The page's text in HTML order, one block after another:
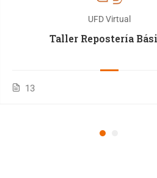
UFD Virtual
Taller Repostería
13